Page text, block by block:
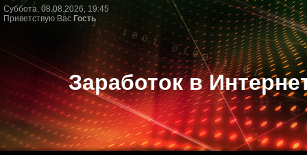
Суббота, 08.08.2026, 19:45
Приветствую Вас Гость
Заработок в